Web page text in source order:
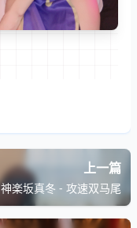
上一篇
神楽坂真冬 - 攻速双马尾